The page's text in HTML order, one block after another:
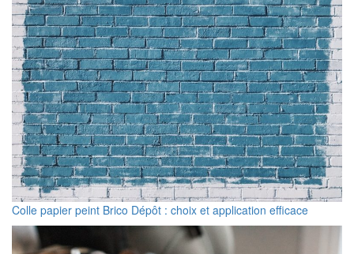
Colle papier peint Brico Dépôt : choix et application efficace